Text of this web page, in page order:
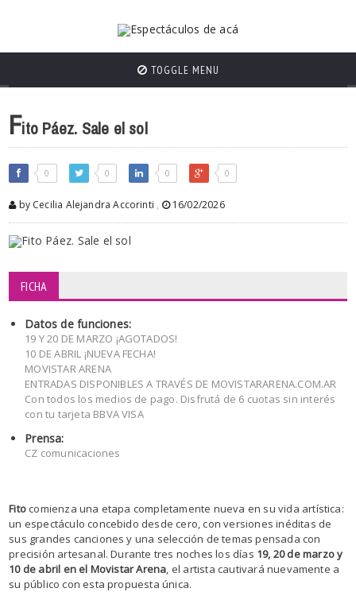
TOGGLE MENU
Fito Páez. Sale el sol
0 0 0 0
by Cecilia Alejandra Accorinti , 16/02/2026
FICHA
Datos de funciones:
19 Y 20 DE MARZO ¡AGOTADOS!
10 DE ABRIL ¡NUEVA FECHA!
MOVISTAR ARENA
ENTRADAS DISPONIBLES A TRAVÉS DE MOVISTARARENA.COM.AR
Con todos los medios de pago. Disfrutá de 6 cuotas sin interés
con tu tarjeta BBVA VISA
Prensa:
CZ comunicaciones
Fitocomienza una etapa completamente nueva en su vida artística:
un espectáculo concebido desde cero, con versiones inéditas de
sus grandes canciones y una selección de temas pensada con
precisión artesanal. Durante tres noches los días 19, 20 de marzo y
10 de abril en el Movistar Arena, el artista cautivará nuevamente a
su público con esta propuesta única.